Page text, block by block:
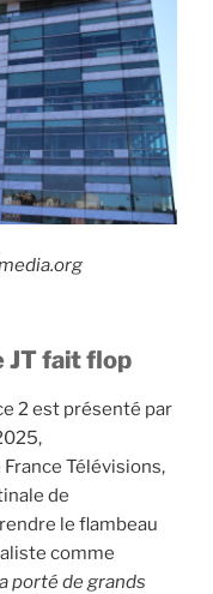
JT fait flop
2 est présenté par
Télévisions,
de
le flambeau
comme
porté de grands